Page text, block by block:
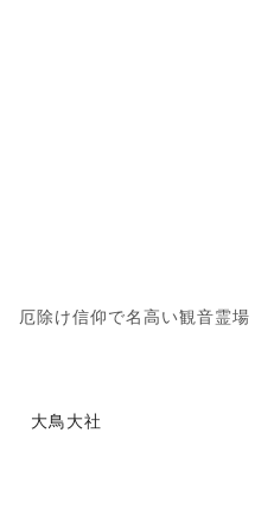
厄除け信仰で名高い観音霊場
大鳥大社